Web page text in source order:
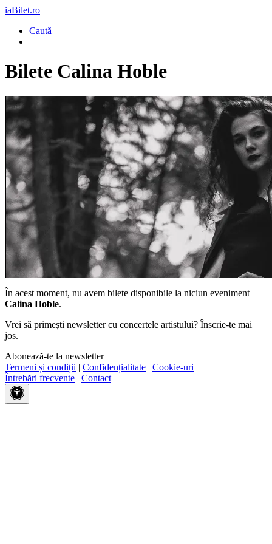
iaBilet.ro
Caută
Bilete Calina Hoble
În acest moment, nu avem bilete disponibile la niciun eveniment
Calina Hoble.
Vrei să primești newsletter cu concertele artistului? Înscrie-te mai
jos.
Abonează-te la newsletter
Termeni și condiții | Confidențialitate | Cookie-uri |
Întrebări frecvente | Contact